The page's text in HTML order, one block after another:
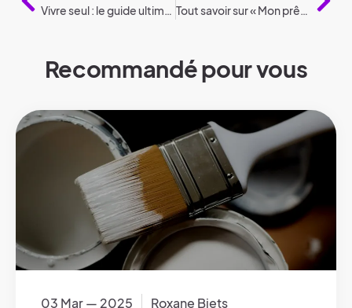
Vivre seul : le guide ultime pour un départ réussi !
Tout savoir sur « Mon prêt à la reconstruction »
Recommandé pour vous
03 Mar — 2025 Roxane Biets